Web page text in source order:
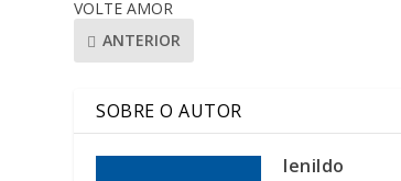
VOLTE AMOR
ANTERIOR
SOBRE O AUTOR
lenildo